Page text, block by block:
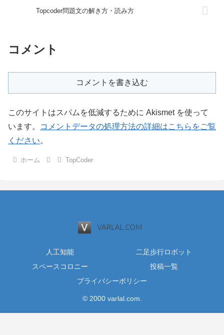
Topcoder問題文の解き方・読み方
コメント
コメントを書き込む
このサイトはスパムを低減するために Akismet を使って
います。
コメントデータの処理方法の詳細はこちらをご覧
ください。
ホーム TopCoder
人工知能
二足歩行ロボット
スペースコロニー
投稿一覧
プライバシーポリシー
© 2000 varlal.com.